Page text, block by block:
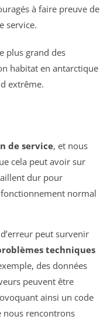
à faire preuve de
service.
de service, et nous
cela peut avoir sur
dur pour
normal
peut survenir
techniques
des données
peuvent être
ainsi un code
nous rencontrons